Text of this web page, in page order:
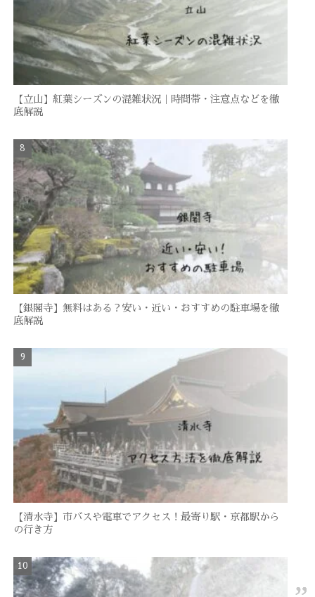
【立山】紅葉シーズンの混雑状況｜時間帯・注意点などを徹
底解説
【銀閣寺】無料はある？安い・近い・おすすめの駐車場を徹
底解説
【清水寺】市バスや電車でアクセス！最寄り駅・京都駅から
の行き方